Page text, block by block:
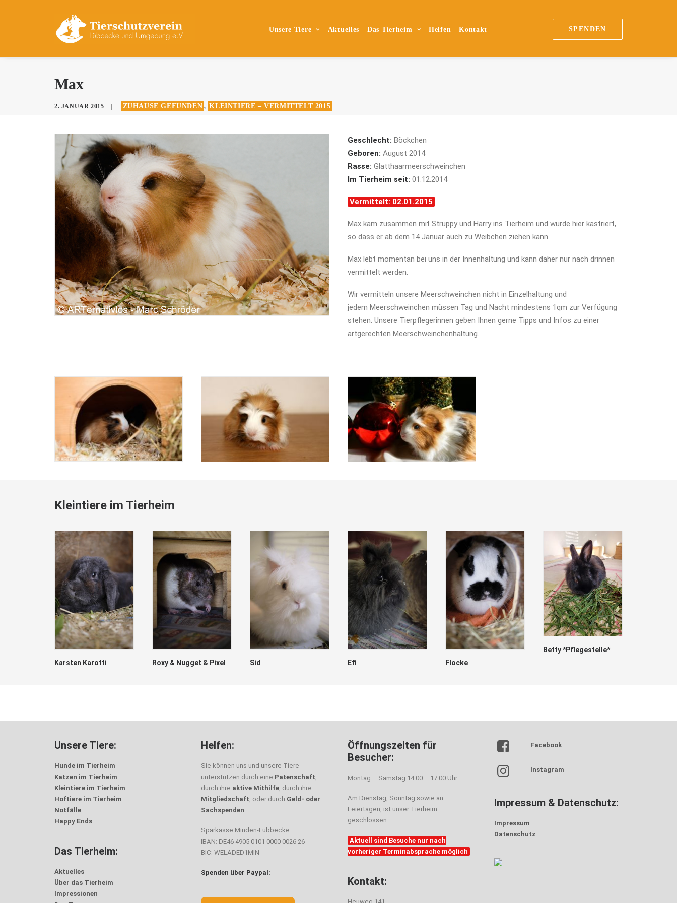
Unsere Tiere Aktuelles Das Tierheim Helfen Kontakt SPENDEN
Max
2. JANUAR 2015 ZUHAUSE GEFUNDEN , KLEINTIERE – VERMITTELT 2015
Geschlecht: Böckchen
Geboren: August 2014
Rasse: Glatthaarmeerschweinchen
Im Tierheim seit: 01.12.2014
Vermittelt: 02.01.2015
Max kam zusammen mit Struppy und Harry ins Tierheim und wurde hier kastriert,
so dass er ab dem 14 Januar auch zu Weibchen ziehen kann.
Max lebt momentan bei uns in der Innenhaltung und kann daher nur nach drinnen
vermittelt werden.
Wir vermitteln unsere Meerschweinchen nicht in Einzelhaltung und
jedem Meerschweinchen müssen Tag und Nacht mindestens 1qm zur Verfügung
stehen. Unsere Tierpflegerinnen geben Ihnen gerne Tipps und Infos zu einer
artgerechten Meerschweinchenhaltung.
Kleintiere im Tierheim
Karsten Karotti Roxy & Nugget & Pixel Sid Efi Flocke
Betty *Pflegestelle*
Unsere Tiere:
Hunde im Tierheim
Katzen im Tierheim
Kleintiere im Tierheim
Hoftiere im Tierheim
Notfälle
Happy Ends
Das Tierheim:
Aktuelles
Über das Tierheim
Impressionen
Helfen:
Sie können uns und unsere Tiere
unterstützen durch eine Patenschaft,
durch ihre aktive Mithilfe, durch ihre
Mitgliedschaft, oder durch Geld- oder
Sachspenden.
Sparkasse Minden-Lübbecke
IBAN: DE46 4905 0101 0000 0026 26
BIC: WELADED1MIN
Spenden über Paypal:
Öffnungszeiten für
Besucher:
Montag – Samstag 14.00 – 17.00 Uhr
Am Dienstag, Sonntag sowie an
Feiertagen, ist unser Tierheim
geschlossen.
Aktuell sind Besuche nur nach
vorheriger Terminabsprache möglich
Kontakt:
Facebook
Instagram
Impressum & Datenschutz:
Impressum
Datenschutz